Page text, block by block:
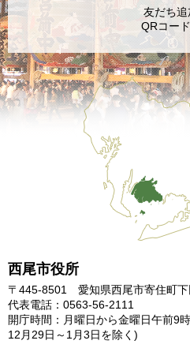
西尾市役所
〒445-8501 愛知県西尾市寄住町下
代表電話：0563-56-2111
開庁時間：月曜日から金曜日午前9
12月29日～1月3日を除く)
友だち追
QRコー